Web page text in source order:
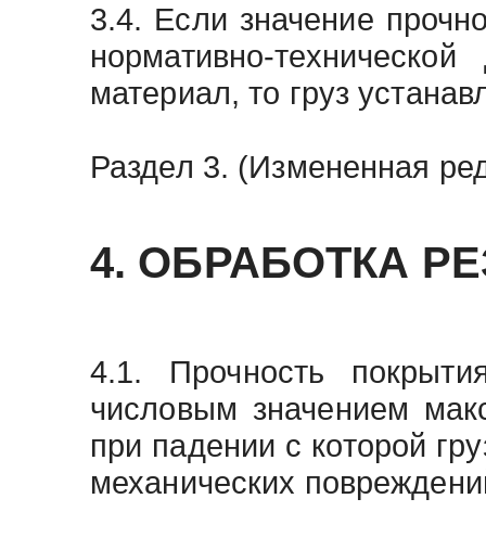
3.4. Если значение
нормативно-
материал, то груз
Раздел 3. (Измененная
4. ОБРАБОТКА
4.1. Прочность
числовым значением
при падении с которой
механических